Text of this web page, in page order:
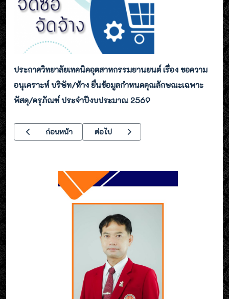
ประกาศวิทยาลัยเทคนิคอุตสาหกรรมยานยนต์ เรื่อง ขอความ
อนุเคราะห์ บริษัท/ห้าง ยื่นข้อมูลกำหนดคุณลักษณะเฉพาะ
พัสดุ/ครุภัณฑ์ ประจำปีงบประมาณ 2569
เนื้อหาก่อนหน้า: ประกาศวิทยาลัยเทคนิคอุตสาหกรรมยานยนต์ เรื่
ก่อนหน้า เนื้อหาถัดไป: การประกวดราคาซื้อชุดฝึกยา
ต่อไป